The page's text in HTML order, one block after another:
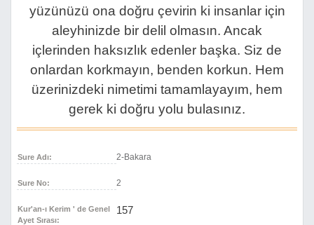
yüzünüzü ona doğru çevirin ki insanlar için
aleyhinizde bir delil olmasın. Ancak
içlerinden haksızlık edenler başka. Siz de
onlardan korkmayın, benden korkun. Hem
üzerinizdeki nimetimi tamamlayayım, hem
gerek ki doğru yolu bulasınız.
Sure Adı: 2-Bakara
Sure No: 2
Kur'an-ı Kerim ' de Genel
Ayet Sırası:
157